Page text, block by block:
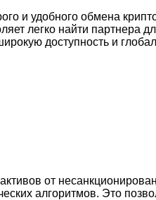
и удобного обмена
легко найти партнера
доступность и
от
алгоритмов. Это